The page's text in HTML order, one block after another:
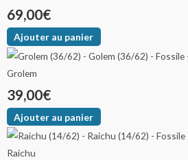
69,00€
Ajouter au panier
Grolem
39,00€
Ajouter au panier
Raichu